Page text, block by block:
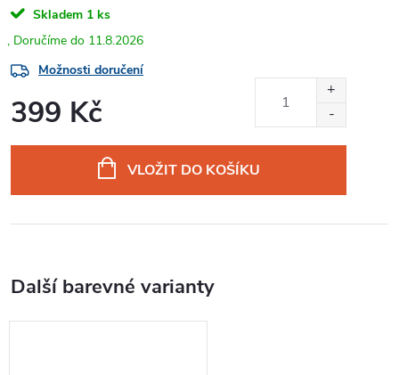
Skladem 1 ks
11.8.2026
Možnosti doručení
399 Kč
VLOŽIT DO KOŠÍKU